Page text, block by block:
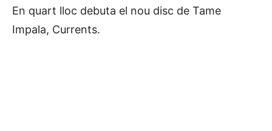
En quart lloc debuta el nou disc de Tame
Impala, Currents.